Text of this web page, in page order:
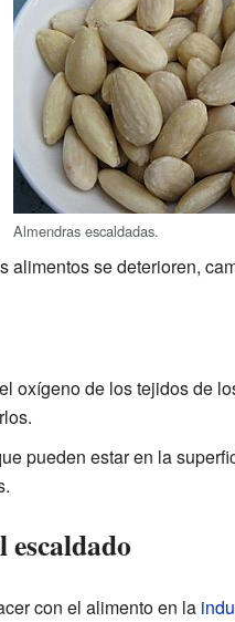
Almendras escaldadas.
se deterioren,
oxígeno de los tejidos de
pueden estar en la
escaldado
con el alimento en la